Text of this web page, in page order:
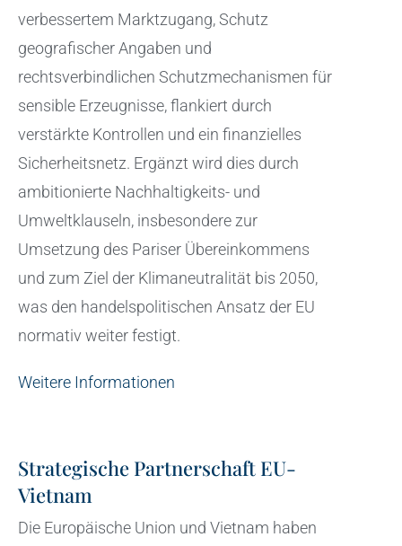
verbessertem Marktzugang, Schutz
geografischer Angaben und
rechtsverbindlichen Schutzmechanismen für
sensible Erzeugnisse, flankiert durch
verstärkte Kontrollen und ein finanzielles
Sicherheitsnetz. Ergänzt wird dies durch
ambitionierte Nachhaltigkeits- und
Umweltklauseln, insbesondere zur
Umsetzung des Pariser Übereinkommens
und zum Ziel der Klimaneutralität bis 2050,
was den handelspolitischen Ansatz der EU
normativ weiter festigt.
Weitere Informationen
Strategische Partnerschaft EU-
Vietnam
Die Europäische Union und Vietnam haben